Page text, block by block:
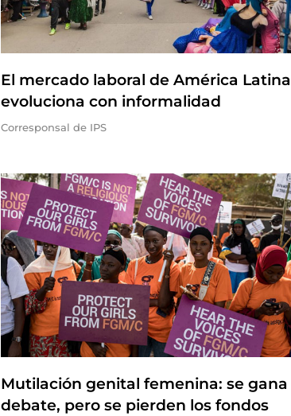
El mercado laboral de América Latina
evoluciona con informalidad
Corresponsal de IPS
Mutilación genital femenina: se gana
debate, pero se pierden los fondos